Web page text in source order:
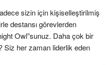
sizin için kişiselleştirilmiş
destansı görevlerden
Owl”sunuz. Daha çok bir
Siz her zaman liderlik eden